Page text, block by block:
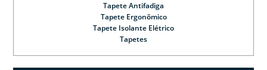
Tapete Antifadiga
Tapete Ergonômico
Tapete Isolante Elétrico
Tapetes